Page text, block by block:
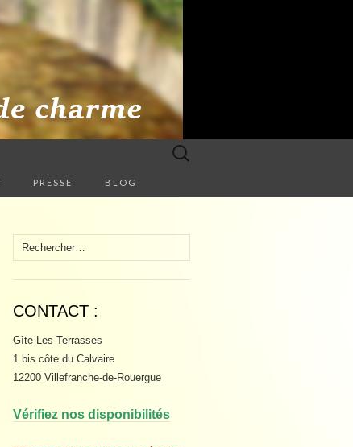
PRESSE BLOG
Rechercher :
Rechercher :
CONTACT :
Gîte Les Terrasses
1 bis côte du Calvaire
12200 Villefranche-de-Rouergue
Vérifiez nos disponibilités